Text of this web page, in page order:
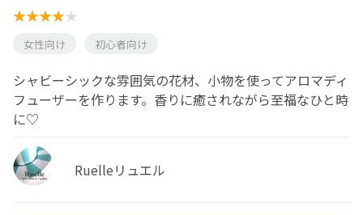
女性向け 初心者向け
シャビーシックな雰囲気の花材、小物を使ってアロマディ
フューザーを作ります。香りに癒されながら至福なひと時
に♡
Ruelleリュエル